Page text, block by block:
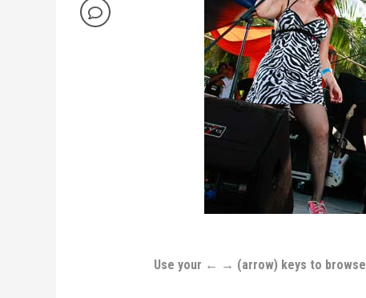
Use your ← → (arrow) keys to browse